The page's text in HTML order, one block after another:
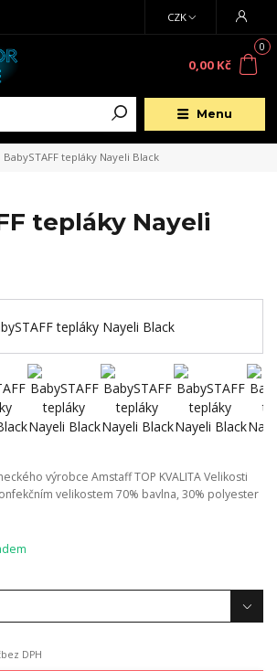
Menu
CZK
0
0,00 Kč
BabySTAFF tepláky Nayeli Black
tepláky Nayeli
výrobce Amstaff TOP KVALITA Velikosti
velikostem 70% bavlna, 30% polyester
bez DPH